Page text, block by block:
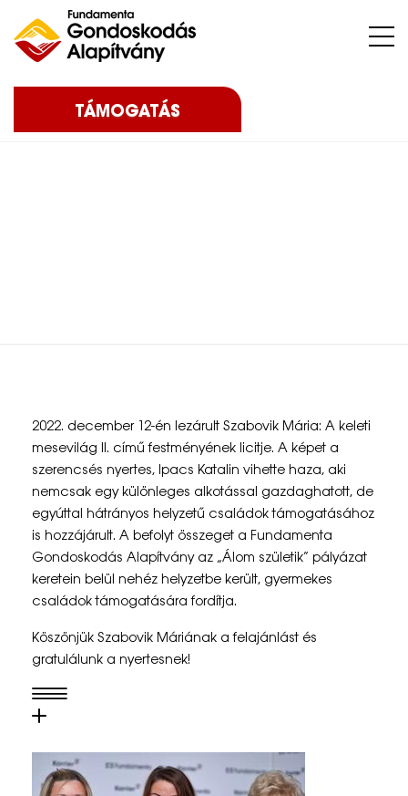
TÁMOGATÁS
e
s
t
m
é
n
y
2022. december 12-én lezárult Szabovik Mária: A keleti
mesevilág II. című festményének licitje. A képet a
szerencsés nyertes, Ipacs Katalin vihette haza, aki
nemcsak egy különleges alkotással gazdaghatott, de
egyúttal hátrányos helyzetű családok támogatásához
is hozzájárult. A befolyt összeget a Fundamenta
Gondoskodás Alapítvány az „Álom születik” pályázat
keretein belül nehéz helyzetbe került, gyermekes
családok támogatására fordítja.
Köszönjük Szabovik Máriának a felajánlást és
gratulálunk a nyertesnek!